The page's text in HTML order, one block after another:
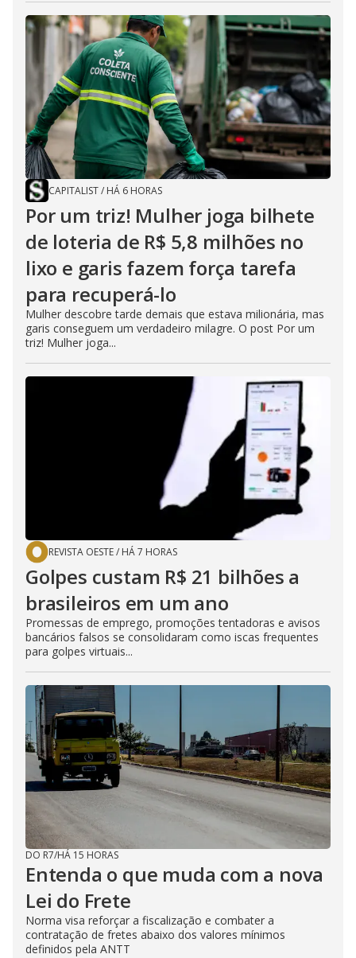
CAPITALIST/ HÁ 6 HORAS
Por um triz! Mulher joga bilhete
de loteria de R$ 5,8 milhões no
lixo e garis fazem força tarefa
para recuperá-lo
Mulher descobre tarde demais que estava milionária, mas
garis conseguem um verdadeiro milagre. O post Por um
triz! Mulher joga...
REVISTA OESTE/ HÁ 7 HORAS
Golpes custam R$ 21 bilhões a
brasileiros em um ano
Promessas de emprego, promoções tentadoras e avisos
bancários falsos se consolidaram como iscas frequentes
para golpes virtuais...
DO R7/HÁ 15 HORAS
Entenda o que muda com a nova
Lei do Frete
Norma visa reforçar a fiscalização e combater a
contratação de fretes abaixo dos valores mínimos
definidos pela ANTT